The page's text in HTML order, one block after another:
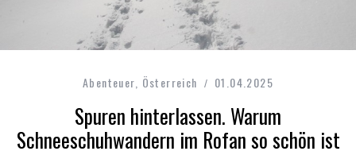
Abenteuer Österreich 01.04.2025
Spuren hinterlassen. Warum
Schneeschuhwandern im Rofan so schön ist